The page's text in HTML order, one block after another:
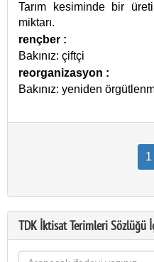
Tarım kesiminde bir
miktarı.
rençber :
Bakınız: çiftçi
reorganizasyon :
Bakınız: yeniden
1
TDK İktisat Terimleri Sözlüğü